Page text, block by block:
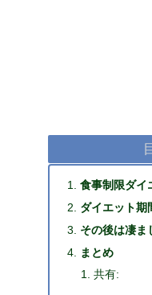
食事制限ダイ
ダイエット期
その後は凄ま
まとめ
共有: